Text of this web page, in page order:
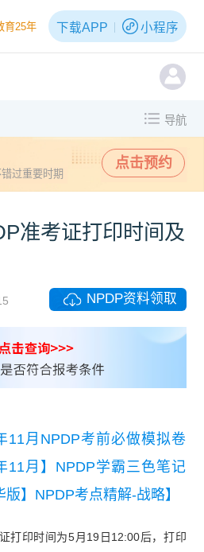
育25年 下载APP 小程序
导航
过重要时期
点击预约
准考证打印时间及
NPDP资料领取
11月NPDP考前必做模拟卷
11月】NPDP学霸三色笔记
版】NPDP考点精解-战略】
打印时间为5月19日12:00后，打印